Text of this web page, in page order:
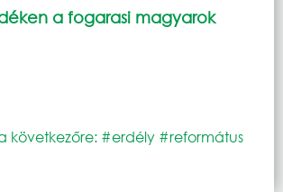
a fogarasi magyarok
következőre: #erdély #református